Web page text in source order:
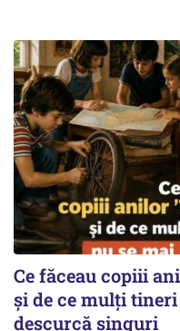
Ce făceau copiii
și de ce mulți
descurcă singuri